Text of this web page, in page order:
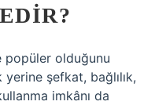
popüler olduğunu
şefkat, bağlılık,
imkânı da